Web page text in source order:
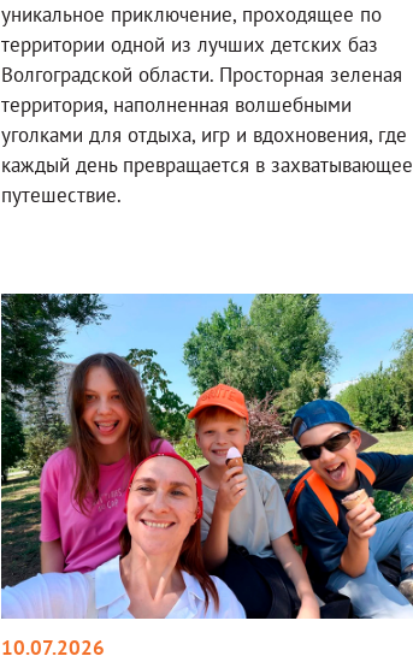
уникальное приключение, проходящее по
территории одной из лучших детских баз
Волгоградской области. Просторная зеленая
территория, наполненная волшебными
уголками для отдыха, игр и вдохновения, где
каждый день превращается в захватывающее
путешествие.
10.07.2026